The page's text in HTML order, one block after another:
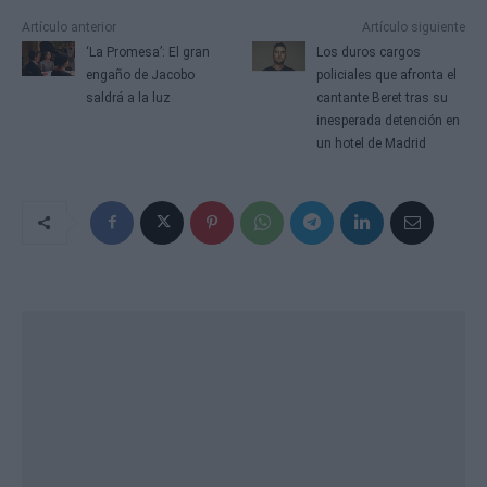
Artículo anterior
‘La Promesa’: El gran
engaño de Jacobo
saldrá a la luz
Artículo siguiente
Los duros cargos
policiales que afronta el
cantante Beret tras su
inesperada detención en
un hotel de Madrid